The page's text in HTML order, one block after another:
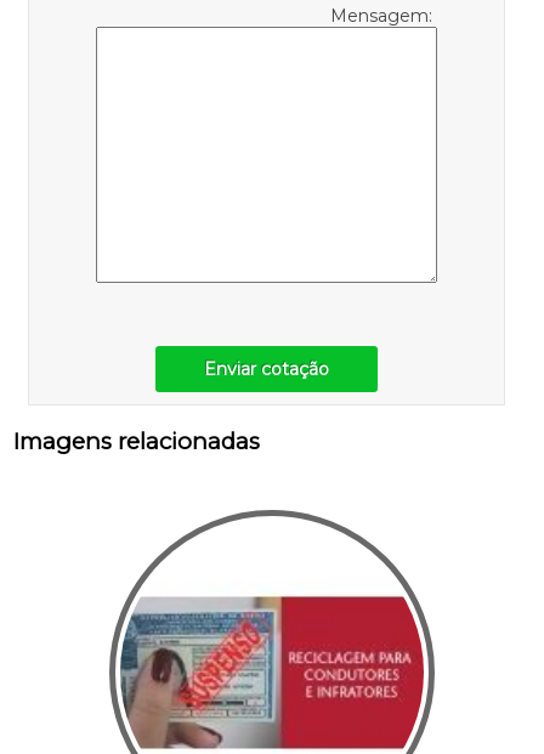
Mensagem:
Enviar cotação
Imagens relacionadas